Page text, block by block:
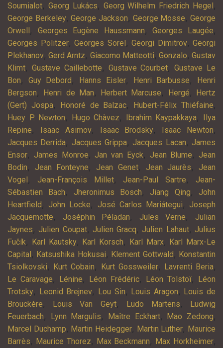
Soumialot, Georg Lukács, Georg Wilhelm Friedrich Hegel ,
George Berkeley,George Jackson, George Mosse,George
Orwell , Georges Eugène Haussmann,Georges Laugée,
Georges Politzer, Georges Sorel , Georgi Dimitrov, Georgi
Plekhanov,Gerd Arntz, Giacomo Matteotti, Gonzalo,Gustav
Klimt, Gustave Caillebotte, Gustave Courbet,Gustave Le
Bon, Guy Debord , Hanns Eisler, Henri Barbusse,
Henri
Bergson, Henri de Man, Herbert Marcuse, Hergé,
Hertz
(Gert) Jospa, Honoré de Balzac, Hubert-Félix Thiéfaine,
Huey P. Newton, Hugo Chàvez, Ibrahim Kaypakkaya,
Ilya
Repine, Isaac Asimov, Isaac Brodsky, Isaac Newton,
Jacques Derrida, Jacques Grippa, Jacques Lacan, James
Ensor, James Monroe, Jan van Eyck, Jean Blume, Jean
Bodin, Jean Fonteyne, Jean Genet, Jean Jaurès, Jean
Vogel , Jean-François Millet, Jean-Paul Sartre, Jean-
Sébastien Bach, Jheronimus Bosch, Jiang Qing, John
Heartfield , John Locke, José Carlos Mariátegui, Joseph
Jacquemotte, Joséphin Péladan, Jules Verne, Julian
Jaynes, Julien Coupat, Julien Gracq, Julien Lahaut, Julius
Fučík, Karl Kautsky, Karl Korsch, Karl Marx, Karl Marx-Le
Capital , Katsushika Hokusai, Klement Gottwald , Konstantin
Tsiolkovski, Kurt Cobain, Kurt Gossweiler, Lavrenti Beria,
Le Caravage, Lénine, Léon Frédéric, Léon Tolstoï,
Léon
Trotsky, Leonid Brejnev, Lou Sin, Louis Aragon, Louis de
Brouckère, Louis Van Geyt, Ludo Martens,
Ludwig
Feuerbach, Lynn Margulis, Maître Eckhart, Mao Zedong,
Marcel Duchamp, Martin Heidegger, Martin Luther, Maurice
Barrès, Maurice Thorez, Max Beckmann, Max Horkheimer,